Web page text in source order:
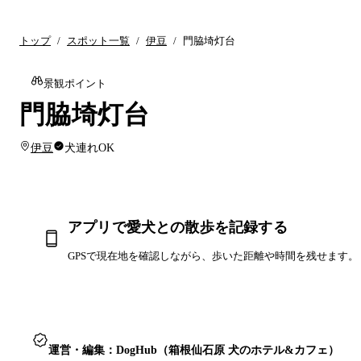
トップ / スポット一覧 / 伊豆 / 門脇埼灯台
景観ポイント
門脇埼灯台
伊豆 犬連れOK
アプリで愛犬との散歩を記録する
GPSで現在地を確認しながら、歩いた距離や時間を残せます。
運営・編集：DogHub（箱根仙石原 犬のホテル&カフェ）